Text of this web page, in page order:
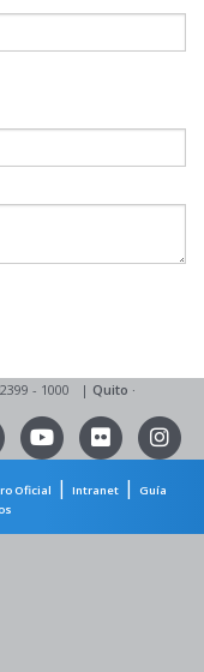
- 1000 | Quito ·
Oficial | Intranet|
Guía